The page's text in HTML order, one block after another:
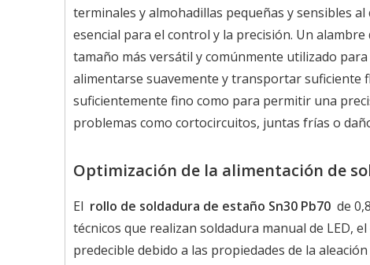
terminales y almohadillas pequeñas y sensibles
esencial para el control y la precisión. Un alambre
tamaño más versátil y comúnmente utilizado
alimentarse suavemente y transportar
suficientemente fino como para permitir una
problemas como cortocircuitos, juntas frías o
Optimización de la alimentación de
El rollo de soldadura de estaño Sn30 Pb70 de
técnicos que realizan soldadura manual de LED,
predecible debido a las propiedades de la